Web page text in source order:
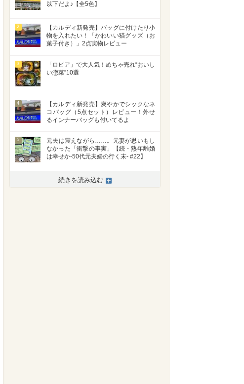
以下だよ♪【全5色】
2
【カルディ新発売】バッグに付けたり小
物を入れたい！「かわいい猫グッズ（お
菓子付き）」2点実物レビュー
3
「ロピア」で大人気！めちゃ売れ“おいし
い惣菜”10選
4
【カルディ新発売】爽やかでシックなネ
コバッグ（5点セット）レビュー！外せ
るインナーバッグも付いてるよ
5
元夫は震えながら……。元妻が思いもし
なかった「衝撃の事実」【続・熟年離婚
は幸せか-50代元夫婦の行く末- #22】
続きを読み込む